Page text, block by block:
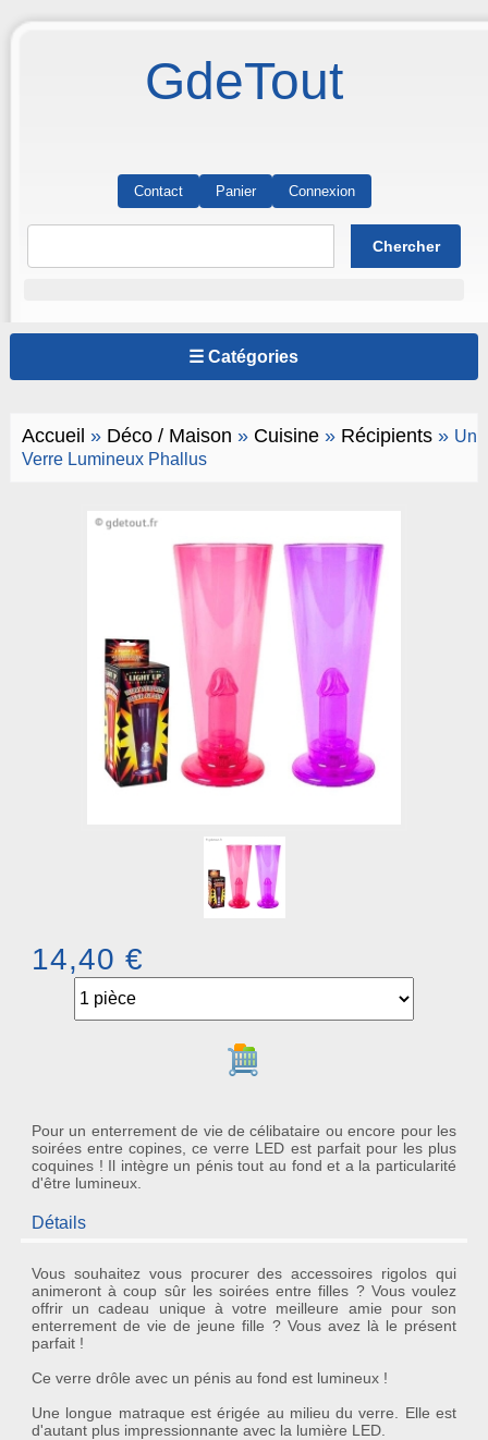
GdeTout
Contact Panier Connexion
☰ Catégories
Accueil » Déco / Maison » Cuisine» Récipients» Un
Verre Lumineux Phallus
14,40 €
Ajouter au panier
Pour un enterrement de vie de célibataire ou encore pour les
soirées entre copines, ce verre LED est parfait pour les plus
coquines ! Il intègre un pénis tout au fond et a la particularité
d'être lumineux.
Détails
Vous souhaitez vous procurer des accessoires rigolos qui
animeront à coup sûr les soirées entre filles ? Vous voulez
offrir uncadeau unique à votre meilleure amie pour son
enterrement de vie de jeune fille ? Vous avez là le présent
parfait !
Ce verre drôle avec un pénis au fond est lumineux !
Une longue matraque est érigée au milieu du verre. Elle est
d'autant plus impressionnante avec la lumière LED.